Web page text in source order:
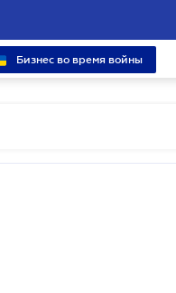
Бизнес во время войны